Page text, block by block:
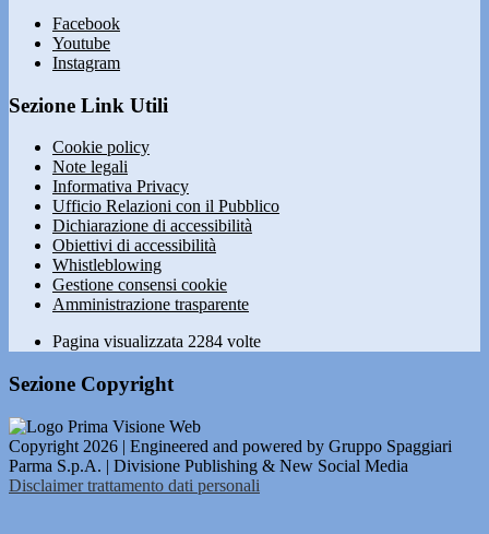
Facebook
Youtube
Instagram
Sezione Link Utili
Cookie policy
Note legali
Informativa Privacy
Ufficio Relazioni con il Pubblico
Dichiarazione di accessibilità
Obiettivi di accessibilità
Whistleblowing
Gestione consensi cookie
Amministrazione trasparente
Pagina visualizzata 2284 volte
Sezione Copyright
Copyright 2026 | Engineered and powered by Gruppo Spaggiari
Parma S.p.A. | Divisione Publishing & New Social Media
Disclaimer trattamento dati personali